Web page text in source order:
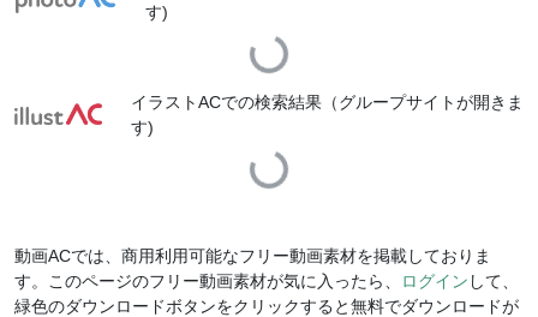
す)
Loading...
イラストACでの検索結果（グループサイトが開きま
す)
Loading...
動画ACでは、商用利用可能なフリー動画素材を掲載しておりま
す。このページのフリー動画素材が気に入ったら、
ログイン して、
緑色のダウンロードボタンをクリックすると無料でダウンロードが